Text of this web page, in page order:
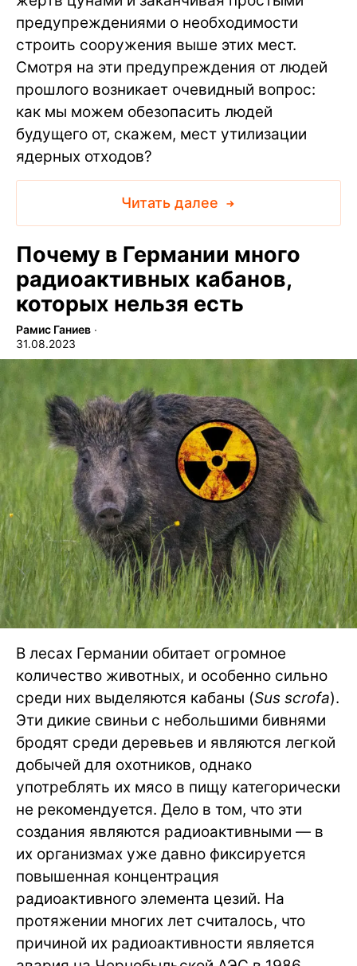
предупреждениями о необходимости
строить сооружения выше этих мест.
Смотря на эти предупреждения от людей
прошлого возникает очевидный вопрос:
как мы можем обезопасить людей
будущего от, скажем, мест утилизации
ядерных отходов?
Читать далее
Почему в Германии много
радиоактивных кабанов,
которых нельзя есть
Рамис Ганиев ∙
31.08.2023
В лесах Германии обитает огромное
количество животных, и особенно сильно
среди них выделяются кабаны (Sus scrofa).
Эти дикие свиньи с небольшими бивнями
бродят среди деревьев и являются легкой
добычей для охотников, однако
употреблять их мясо в пищу категорически
не рекомендуется. Дело в том, что эти
создания являются радиоактивными — в
их организмах уже давно фиксируется
повышенная концентрация
радиоактивного элемента цезий. На
протяжении многих лет считалось, что
причиной их радиоактивности является